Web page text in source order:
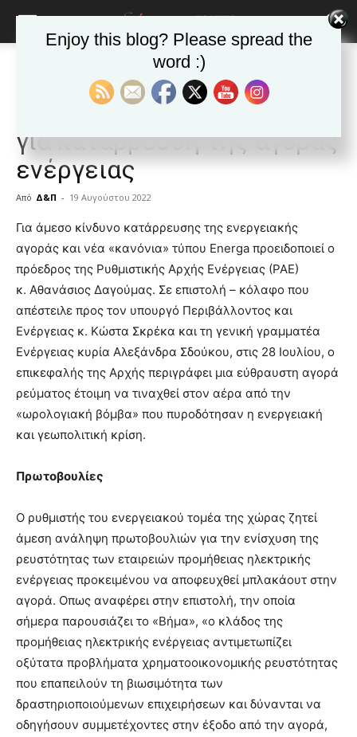
ΕΙΔΗΣΕΙΣ Ελλαδα
Σήμα κινδύνου από τη ΡΑΕ
για κατάρρευση της αγοράς
ενέργειας
Από Δ&Π - 19 Αυγούστου 2022
blonde
lesbians
very
hot
cam
show.desi
xxx
lyons
teaches
you
the
of
pornhun
porn
Για άμεσο κίνδυνο κατάρρευσης της ενεργειακής
αγοράς και νέα «κανόνια» τύπου Energa προειδοποιεί ο
πρόεδρος της Ρυθμιστικής Αρχής Ενέργειας (ΡΑΕ)
κ. Αθανάσιος Δαγούμας. Σε επιστολή – κόλαφο που
απέστειλε προς τον υπουργό Περιβάλλοντος και
Ενέργειας κ. Κώστα Σκρέκα και τη γενική γραμματέα
Ενέργειας κυρία Αλεξάνδρα Σδούκου, στις 28 Ιουλίου, ο
επικεφαλής της Αρχής περιγράφει μια εύθραυστη αγορά
ρεύματος έτοιμη να τιναχθεί στον αέρα από την
«ωρολογιακή βόμβα» που πυροδότησαν η ενεργειακή
και γεωπολιτική κρίση.
Πρωτοβουλίες
Ο ρυθμιστής του ενεργειακού τομέα της χώρας ζητεί
άμεση ανάληψη πρωτοβουλιών για την ενίσχυση της
ρευστότητας των εταιρειών προμήθειας ηλεκτρικής
ενέργειας προκειμένου να αποφευχθεί μπλακάουτ στην
αγορά. Οπως αναφέρει στην επιστολή, την οποία
σήμερα παρουσιάζει το «Βήμα», «ο κλάδος της
προμήθειας ηλεκτρικής ενέργειας αντιμετωπίζει
οξύτατα προβλήματα χρηματοοικονομικής ρευστότητας
που επαπειλούν τη βιωσιμότητα των
δραστηριοποιούμενων επιχειρήσεων και δύνανται να
οδηγήσουν συμμετέχοντες στην έξοδο από την αγορά,
Enjoy this blog? Please spread the
word :)